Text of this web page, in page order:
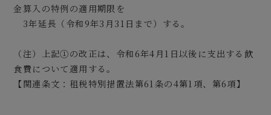
金算入の特例の適用期限を
3年延長（令和9年3月31日まで）する。
（注）上記①の改正は、令和6年4月1日以後に支出する飲
食費について適用する。
【関連条文：租税特別措置法第61条の4第1項、第6項】